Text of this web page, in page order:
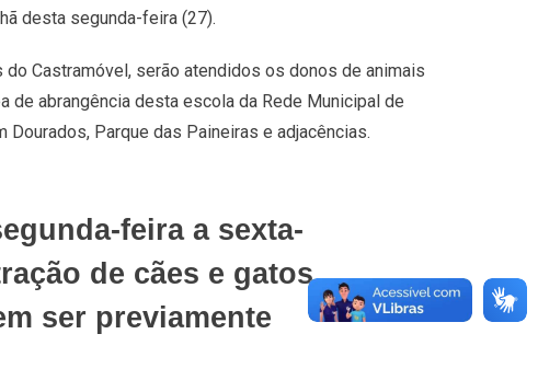
desta segunda-feira (27).
Castramóvel, serão atendidos os donos de animais
de abrangência desta escola da Rede Municipal de
Dourados, Parque das Paineiras e adjacências.
feira a sexta-
de cães e gatos,
ser previamente